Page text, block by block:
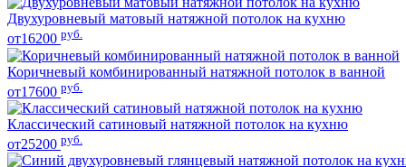
Двухуровневый матовый натяжной потолок на кухню
от16200 руб.
Коричневый комбинированный натяжной потолок в ванной
от17600 руб.
Классический сатиновый натяжной потолок на кухню
от25200 руб.